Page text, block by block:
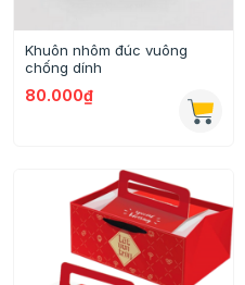
Khuôn nhôm đúc vuông
chống dính
80.000₫